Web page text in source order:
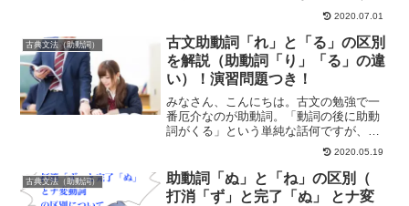
今回は皆さんに古典の文法の助動詞で頻
度の高い連用形接続の助動詞についてお
話をしていきます。未然形接続と共に出
題頻度が高い助動詞につい...
2020.07.01
古典文法（助動詞）
古文助動詞「れ」と「る」の区別
を解説（助動詞「り」「る」の違
い）！演習問題つき！
みなさん、こんにちは。古文の勉強で一
番厄介なのが助動詞。「動詞の後に助動
詞がくる」という単純な話何ですが、い
ろいろな形があって理解するのが大変で
す。今回は、古文助動詞で特に間違いや
すく（そして試験に頻出の）「れ」
「る」の形について、助動詞「...
2020.05.19
古典文法（助動詞）
助動詞「ぬ」と「ね」の区別（
打消「ず」と完了「ぬ」 とナ変